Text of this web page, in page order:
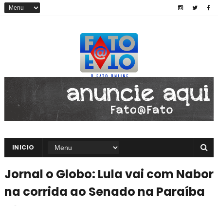
INICIO
Jornal o Globo: Lula vai com Nabor
na corrida ao Senado na Paraíba